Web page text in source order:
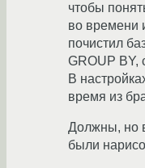
чтобы
во времени
почистил
GROUP BY,
В
время из
Должны, но
были